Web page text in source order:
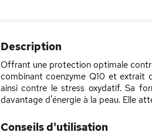
Description
Offrant une protection optimale
combinant coenzyme Q10 et extrait
ainsi contre le stress oxydatif. Sa
davantage d'énergie à la peau. Elle
Conseils d'utilisation